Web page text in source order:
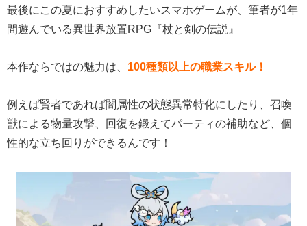
最後にこの夏におすすめしたいスマホゲームが、筆者が1年
間遊んでいる異世界放置RPG『杖と剣の伝説』
本作ならではの魅力は、 100種類以上の職業スキル！
例えば賢者であれば闇属性の状態異常特化にしたり、召喚
獣による物量攻撃、回復を鍛えてパーティの補助など、個
性的な立ち回りができるんです！